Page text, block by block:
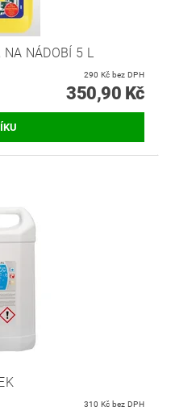
NA NÁDOBÍ 5 L
290 Kč bez DPH
350,90 Kč
310 Kč bez DPH